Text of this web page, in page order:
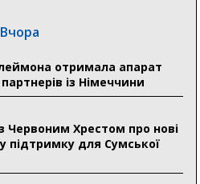
Вчора
отримала апарат
із Німеччини
Червоним Хрестом про нові
підтримку для Сумської